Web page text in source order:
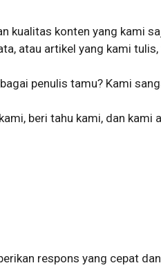
kualitas konten yang kami
atau artikel yang kami
penulis tamu? Kami
beri tahu kami, dan kami
respons yang cepat